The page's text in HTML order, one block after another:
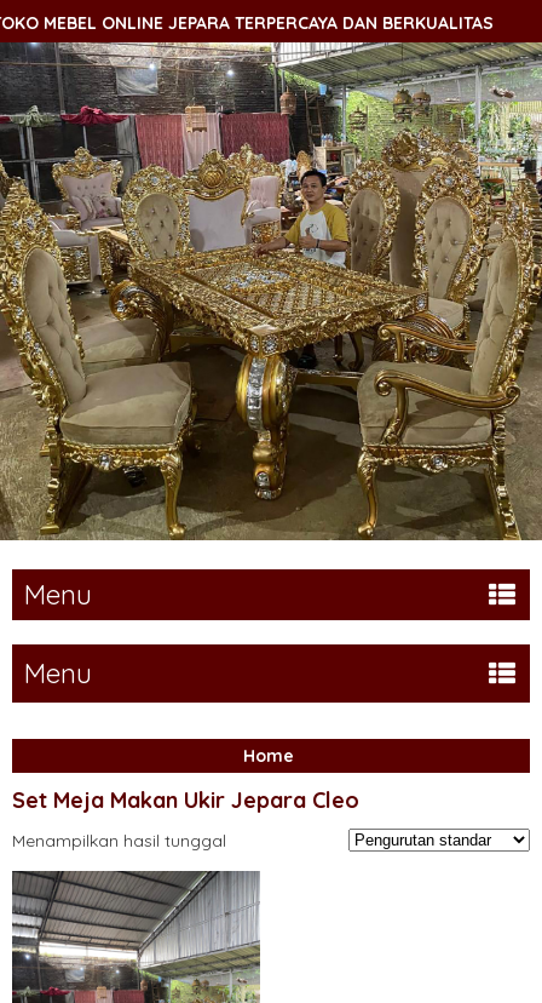
ONLINE JEPARA TERPERCAYA DAN BERKUALITAS
Menu
Menu
Home
Set Meja Makan Ukir Jepara Cleo
Menampilkan hasil tunggal